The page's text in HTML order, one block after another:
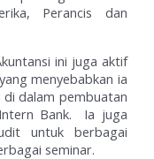
Perancis dan
ini juga aktif
menyebabkan ia
dalam pembuatan
Bank. Ia juga
untuk berbagai
seminar.